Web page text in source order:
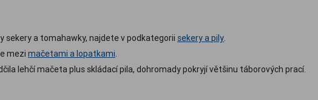
sekery a tomahawky, najdete v podkategorii sekery a pily.
mezi mačetami a lopatkami.
lehčí mačeta plus skládací pila, dohromady pokryjí většinu táborových prací.